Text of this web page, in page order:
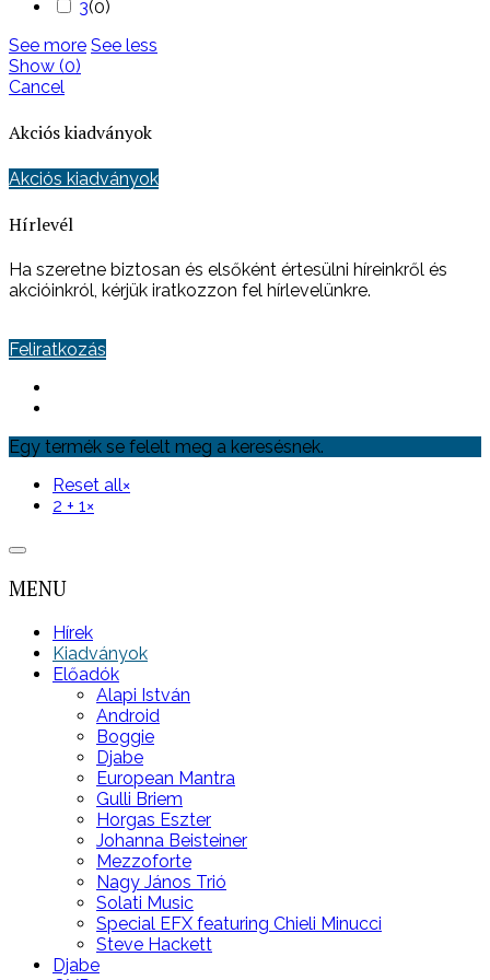
3(0)
See more See less
Show (0)
Cancel
Akciós kiadványok
Akciós kiadványok
Hírlevél
Ha szeretne biztosan és elsőként értesülni híreinkről és
akcióinkról, kérjük iratkozzon fel hírlevelünkre.
Feliratkozás
Egy termék se felelt meg a keresésnek.
Reset all×
2 + 1×
MENU
Hírek
Kiadványok
Előadók
Alapi István
Android
Boggie
Djabe
European Mantra
Gulli Briem
Horgas Eszter
Johanna Beisteiner
Mezzoforte
Nagy János Trió
Solati Music
Special EFX featuring Chieli Minucci
Steve Hackett
Djabe